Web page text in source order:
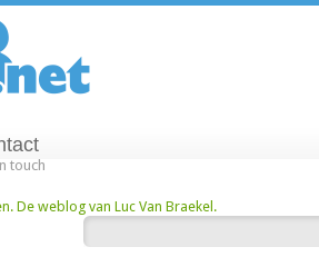
touch
De weblog van Luc Van Braekel.